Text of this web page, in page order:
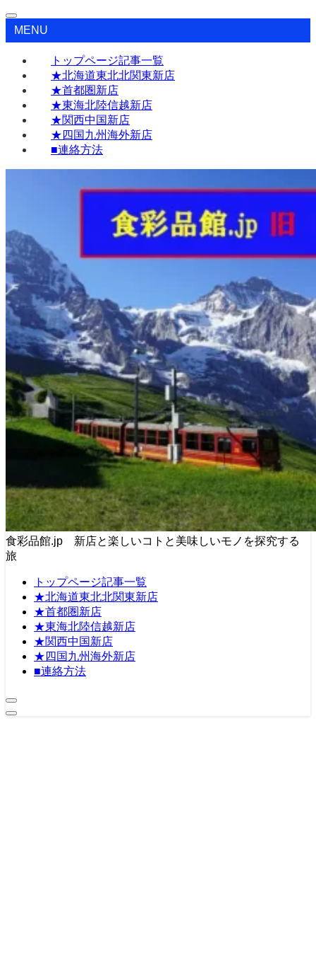
MENU
トップページ記事一覧
★北海道東北北関東新店
★首都圏新店
★東海北陸信越新店
★関西中国新店
★四国九州海外新店
■連絡方法
食彩品館.jp 新店と楽しいコトと美味しいモノを探究する
旅
トップページ記事一覧
★北海道東北北関東新店
★首都圏新店
★東海北陸信越新店
★関西中国新店
★四国九州海外新店
■連絡方法